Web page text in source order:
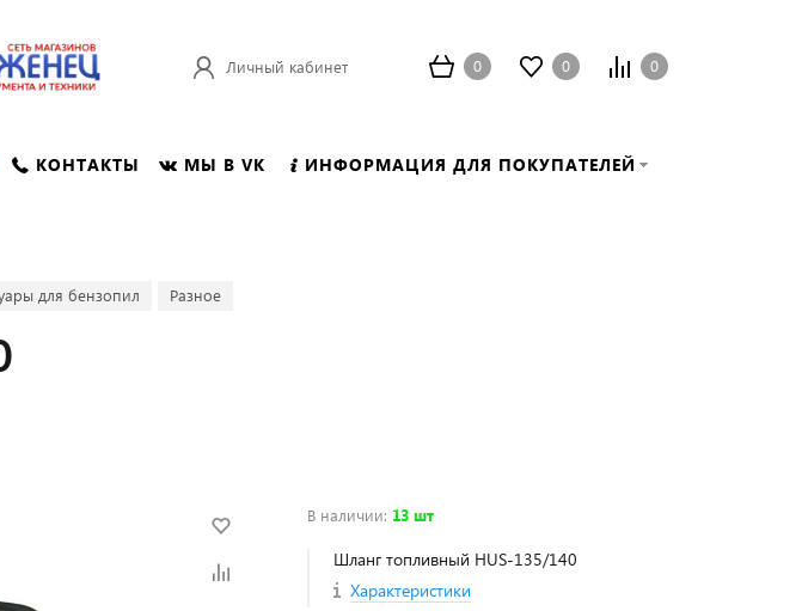
Личный кабинет 0 0 0
КОНТАКТЫ МЫ В VK ИНФОРМАЦИЯ ДЛЯ ПОКУПАТЕЛЕЙ
для бензопил Разное
В наличии: 13 шт
Шланг топливный HUS-135/140
Характеристики